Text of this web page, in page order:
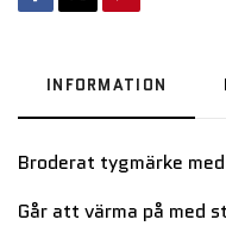
INFORMATION
Broderat tygmärke
Går att värma på med